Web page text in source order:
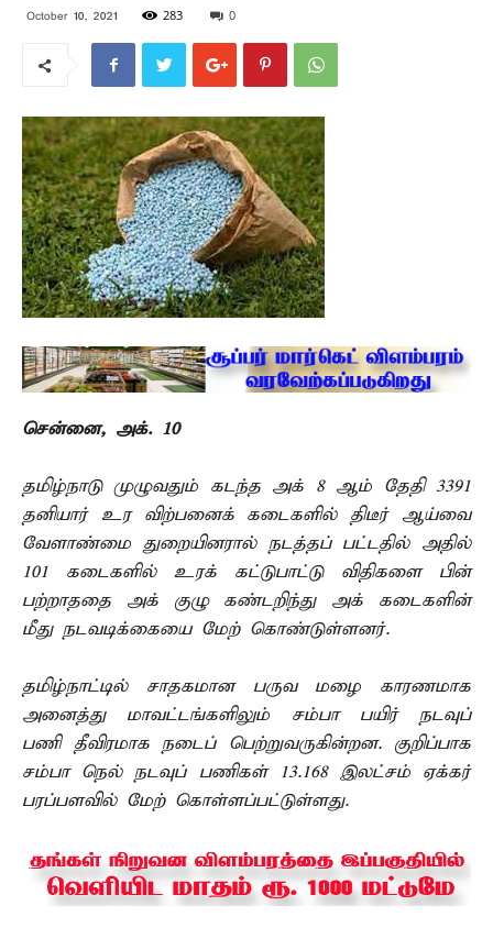
October 10, 2021 283 0
சென்னை, அக். 10 –
தமிழ்நாடு முழுவதும் கடந்த அக் 8 ஆம் தேதி 3391
தனியார் உர விற்பனைக் கடைகளில் திடீர் ஆய்வை
வேளாண்மை துறையினரால் நடத்தப் பட்டதில் அதில்
101 கடைகளில் உரக் கட்டுபாட்டு விதிகளை பின்
பற்றாததை அக் குழு கண்டறிந்து அக் கடைகளின்
மீது நடவடிக்கையை மேற் கொண்டுள்ளனர்.
தமிழ்நாட்டில் சாதகமான பருவ மழை காரணமாக
அனைத்து மாவட்டங்களிலும் சம்பா பயிர் நடவுப்
பணி தீவிரமாக நடைப் பெற்றுவருகின்றன. குறிப்பாக
சம்பா நெல் நடவுப் பணிகள் 13.168 இலட்சம் ஏக்கர்
பரப்பளவில் மேற் கொள்ளப்பட்டுள்ளது.